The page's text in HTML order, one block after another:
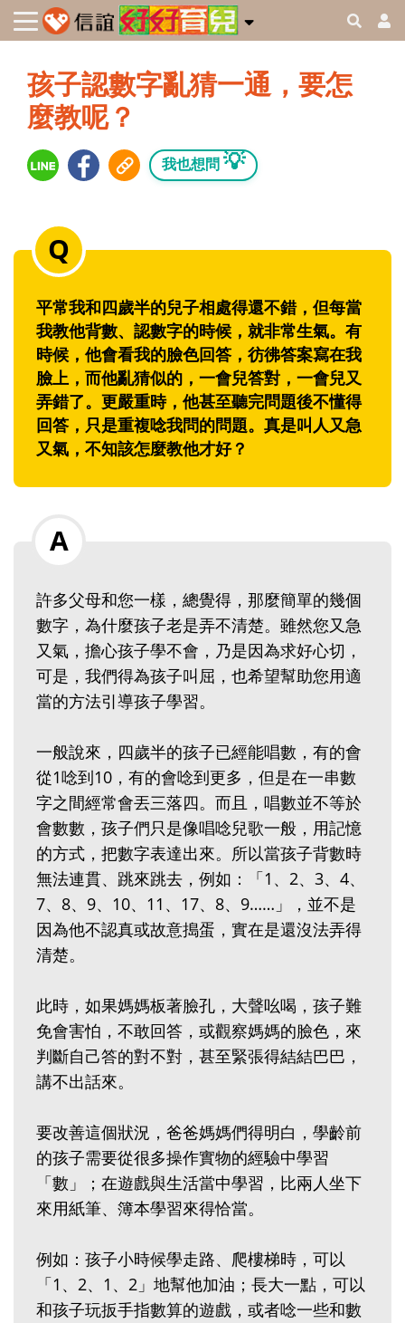
孩子認數字亂猜一通，要怎
麼教呢？
我也想問 💡
平常我和四歲半的兒子相處得還不錯，但每當
我教他背數、認數字的時候，就非常生氣。有
時候，他會看我的臉色回答，彷彿答案寫在我
臉上，而他亂猜似的，一會兒答對，一會兒又
弄錯了。更嚴重時，他甚至聽完問題後不懂得
回答，只是重複唸我問的問題。真是叫人又急
又氣，不知該怎麼教他才好？
許多父母和您一樣，總覺得，那麼簡單的幾個
數字，為什麼孩子老是弄不清楚。雖然您又急
又氣，擔心孩子學不會，乃是因為求好心切，
可是，我們得為孩子叫屈，也希望幫助您用適
當的方法引導孩子學習。
一般說來，四歲半的孩子已經能唱數，有的會
從1唸到10，有的會唸到更多，但是在一串數
字之間經常會丟三落四。而且，唱數並不等於
會數數，孩子們只是像唱唸兒歌一般，用記憶
的方式，把數字表達出來。所以當孩子背數時
無法連貫、跳來跳去，例如：「1、2、3、4、
7、8、9、10、11、17、8、9……」，並不是
因為他不認真或故意搗蛋，實在是還沒法弄得
清楚。
此時，如果媽媽板著臉孔，大聲吆喝，孩子難
免會害怕，不敢回答，或觀察媽媽的臉色，來
判斷自己答的對不對，甚至緊張得結結巴巴，
講不出話來。
要改善這個狀況，爸爸媽媽們得明白，學齡前
的孩子需要從很多操作實物的經驗中學習
「數」；在遊戲與生活當中學習，比兩人坐下
來用紙筆、簿本學習來得恰當。
例如：孩子小時候學走路、爬樓梯時，可以
「1、2、1、2」地幫他加油；長大一點，可以
和孩子玩扳手指數算的遊戲，或者唸一些和數